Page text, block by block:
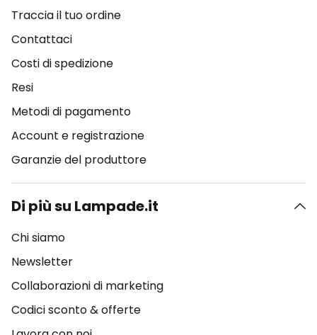
Traccia il tuo ordine
Contattaci
Costi di spedizione
Resi
Metodi di pagamento
Account e registrazione
Garanzie del produttore
Di più su Lampade.it
Chi siamo
Newsletter
Collaborazioni di marketing
Codici sconto & offerte